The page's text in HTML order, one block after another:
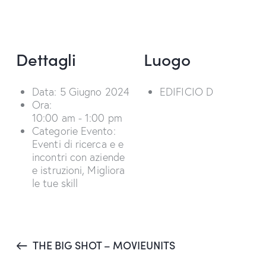
Dettagli
Data: 5 Giugno 2024
Ora:
10:00 am - 1:00 pm
Categorie Evento:
Eventi di ricerca e e
incontri con aziende
e istruzioni, Migliora
le tue skill
Luogo
EDIFICIO D
THE BIG SHOT – MOVIEUNITS